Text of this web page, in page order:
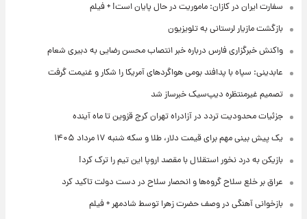
سفارت ایران در کازان: ماموریت در حال پایان است! + فیلم
بازگشت مازیار لرستانی به تلویزیون
واکنش خبرگزاری فارس درباره خبر انتصاب محسن رضایی به دبیری شعام
عابدینی: سپاه با پدافند بومی هواگردهای آمریکا را شکار و غنیمت گرفت
تصمیم غیرمنتظره دیپ‌سیک خبرساز شد
جزئیات محدودیت تردد در آزادراه تهران کرج قزوین تا ماه آینده
یک پیش ‌بینی مهم برای قیمت دلار، طلا و سکه شنبه ۱۷ مرداد ۱۴۰۵
بازیکن به درد نخور استقلال با مقصد اروپا این تیم را ترک کرد!
عراق بر خلع سلاح گروه‌ها و انحصار سلاح در دست دولت تاکید کرد
بازخوانی آهنگی در وصف حضرت زهرا توسط شادمهر + فیلم